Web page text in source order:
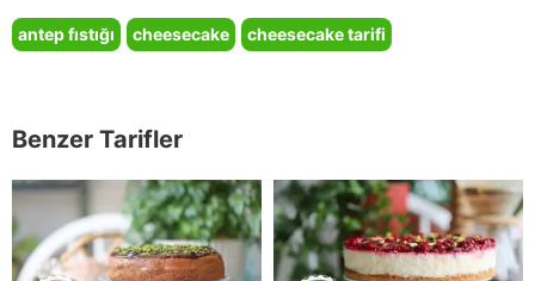
antep fıstığı cheesecake cheesecake tarifi
Benzer Tarifler